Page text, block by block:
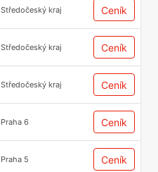
Středočeský kraj Ceník
Středočeský kraj Ceník
Středočeský kraj Ceník
Praha 6 Ceník
Praha 5 Ceník